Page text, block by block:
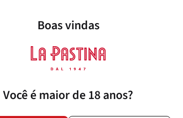
Boas vindas
Você é maior de 18 anos?